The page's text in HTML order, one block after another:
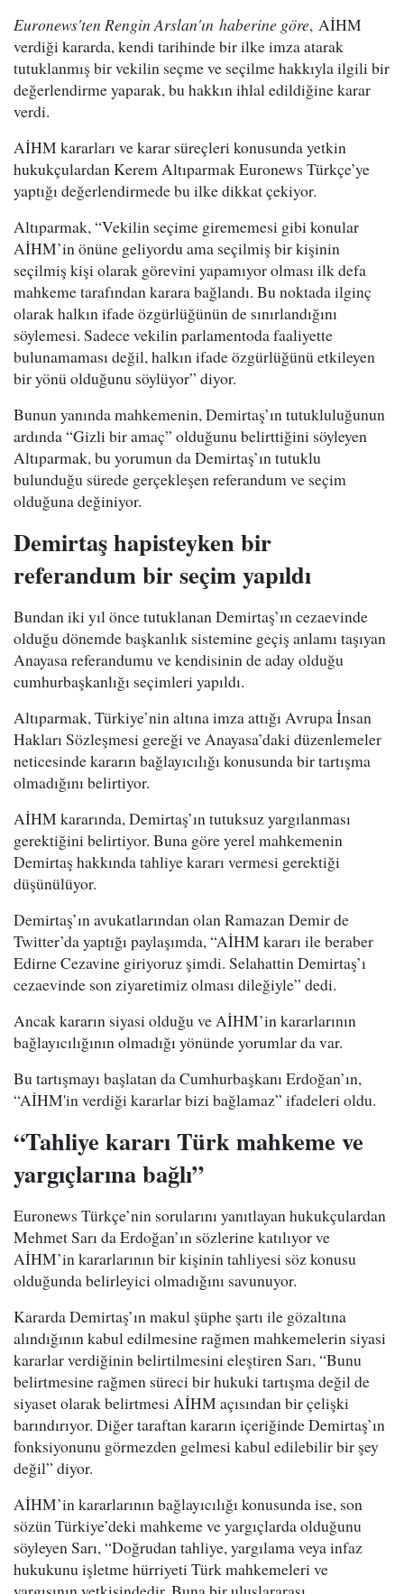
Euronews'ten Rengin Arslan'ın haberine göre, AİHM
verdiği kararda, kendi tarihinde bir ilke imza atarak
tutuklanmış bir vekilin seçme ve seçilme hakkıyla ilgili bir
değerlendirme yaparak, bu hakkın ihlal edildiğine karar
verdi.
AİHM kararları ve karar süreçleri konusunda yetkin
hukukçulardan Kerem Altıparmak Euronews Türkçe’ye
yaptığı değerlendirmede bu ilke dikkat çekiyor.
Altıparmak, “Vekilin seçime girememesi gibi konular
AİHM’in önüne geliyordu ama seçilmiş bir kişinin
seçilmiş kişi olarak görevini yapamıyor olması ilk defa
mahkeme tarafından karara bağlandı. Bu noktada ilginç
olarak halkın ifade özgürlüğünün de sınırlandığını
söylemesi. Sadece vekilin parlamentoda faaliyette
bulunamaması değil, halkın ifade özgürlüğünü etkileyen
bir yönü olduğunu söylüyor” diyor.
Bunun yanında mahkemenin, Demirtaş’ın tutukluluğunun
ardında “Gizli bir amaç” olduğunu belirttiğini söyleyen
Altıparmak, bu yorumun da Demirtaş’ın tutuklu
bulunduğu sürede gerçekleşen referandum ve seçim
olduğuna değiniyor.
Demirtaş hapisteyken bir
referandum bir seçim yapıldı
Bundan iki yıl önce tutuklanan Demirtaş’ın cezaevinde
olduğu dönemde başkanlık sistemine geçiş anlamı taşıyan
Anayasa referandumu ve kendisinin de aday olduğu
cumhurbaşkanlığı seçimleri yapıldı.
Altıparmak, Türkiye’nin altına imza attığı Avrupa İnsan
Hakları Sözleşmesi gereği ve Anayasa’daki düzenlemeler
neticesinde kararın bağlayıcılığı konusunda bir tartışma
olmadığını belirtiyor.
AİHM kararında, Demirtaş’ın tutuksuz yargılanması
gerektiğini belirtiyor. Buna göre yerel mahkemenin
Demirtaş hakkında tahliye kararı vermesi gerektiği
düşünülüyor.
Demirtaş’ın avukatlarından olan Ramazan Demir de
Twitter’da yaptığı paylaşımda, “AİHM kararı ile beraber
Edirne Cezavine giriyoruz şimdi. Selahattin Demirtaş’ı
cezaevinde son ziyaretimiz olması dileğiyle” dedi.
Ancak kararın siyasi olduğu ve AİHM’in kararlarının
bağlayıcılığının olmadığı yönünde yorumlar da var.
Bu tartışmayı başlatan da Cumhurbaşkanı Erdoğan’ın,
“AİHM'in verdiği kararlar bizi bağlamaz” ifadeleri oldu.
“Tahliye kararı Türk mahkeme ve
yargıçlarına bağlı”
Euronews Türkçe’nin sorularını yanıtlayan hukukçulardan
Mehmet Sarı da Erdoğan’ın sözlerine katılıyor ve
AİHM’in kararlarının bir kişinin tahliyesi söz konusu
olduğunda belirleyici olmadığını savunuyor.
Kararda Demirtaş’ın makul şüphe şartı ile gözaltına
alındığının kabul edilmesine rağmen mahkemelerin siyasi
kararlar verdiğinin belirtilmesini eleştiren Sarı, “Bunu
belirtmesine rağmen süreci bir hukuki tartışma değil de
siyaset olarak belirtmesi AİHM açısından bir çelişki
barındırıyor. Diğer taraftan kararın içeriğinde Demirtaş’ın
fonksiyonunu görmezden gelmesi kabul edilebilir bir şey
değil” diyor.
AİHM’in kararlarının bağlayıcılığı konusunda ise, son
sözün Türkiye’deki mahkeme ve yargıçlarda olduğunu
söyleyen Sarı, “Doğrudan tahliye, yargılama veya infaz
hukukunu işletme hürriyeti Türk mahkemeleri ve